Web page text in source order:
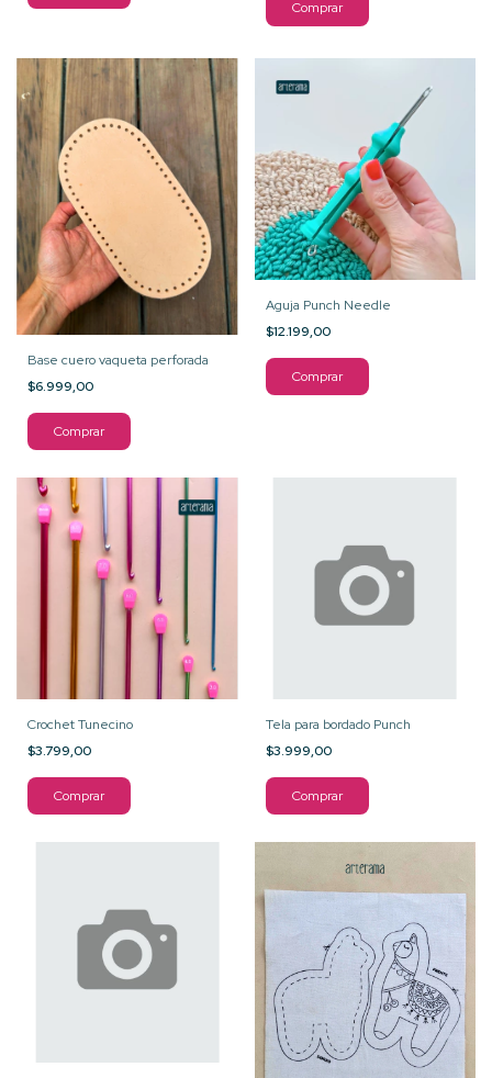
Base cuero vaqueta perforada
$6.999,00
Comprar
Aguja Punch Needle
$12.199,00
Comprar
Crochet Tunecino
$3.799,00
Comprar
Tela para bordado Punch
$3.999,00
Comprar